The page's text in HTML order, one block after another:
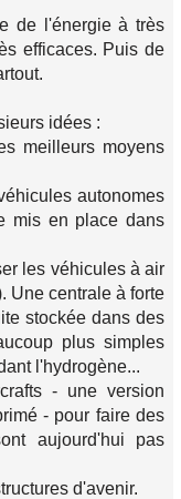
de l'énergie à très
efficaces. Puis de
idées :
meilleurs moyens
autonomes
mis en place dans
les véhicules à air
Une centrale à forte
stockée dans des
plus simples
l'hydrogène...
- une version
- pour faire des
aujourd'hui pas
d'avenir.